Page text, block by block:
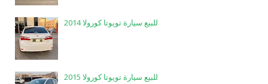
للبيع سيارة تويوتا كورولا 2014
للبيع سيارة تويوتا كورولا 2015